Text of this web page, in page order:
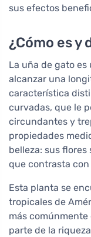
sus efectos
¿Cómo es y
La uña de gato
alcanzar una
característica
curvadas, que le
circundantes y
propiedades
belleza: sus flores
que contrasta con
Esta planta se
tropicales de
más comúnmente
parte de la